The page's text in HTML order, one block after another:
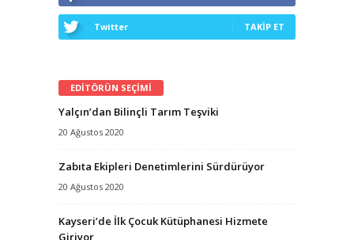
Twitter TAKİP ET
EDİTÖRÜN SEÇİMİ
Yalçın’dan Bilinçli Tarım Teşviki
20 Ağustos 2020
Zabıta Ekipleri Denetimlerini Sürdürüyor
20 Ağustos 2020
Kayseri’de İlk Çocuk Kütüphanesi Hizmete
Giriyor